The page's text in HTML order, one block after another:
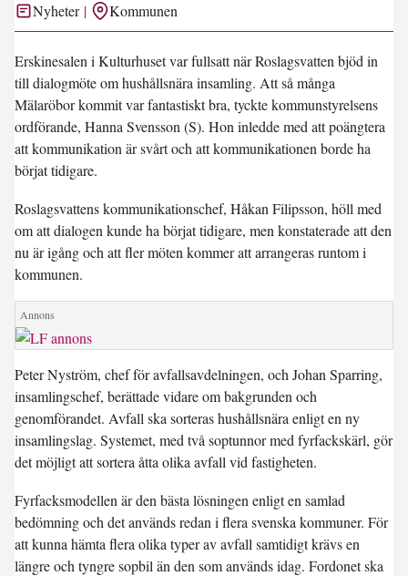
Nyheter Kommunen
Erskinesalen i Kulturhuset var fullsatt när Roslagsvatten bjöd in
till dialogmöte om hushållsnära insamling. Att så många
Mälaröbor kommit var fantastiskt bra, tyckte kommunstyrelsens
ordförande, Hanna Svensson (S). Hon inledde med att poängtera
att kommunikation är svårt och att kommunikationen borde ha
börjat tidigare.
Roslagsvattens kommunikationschef, Håkan Filipsson, höll med
om att dialogen kunde ha börjat tidigare, men konstaterade att den
nu är igång och att fler möten kommer att arrangeras runtom i
kommunen.
Peter Nyström, chef för avfallsavdelningen, och Johan Sparring,
insamlingschef, berättade vidare om bakgrunden och
genomförandet. Avfall ska sorteras hushållsnära enligt en ny
insamlingslag. Systemet, med två soptunnor med fyrfackskärl, gör
det möjligt att sortera åtta olika avfall vid fastigheten.
Fyrfacksmodellen är den bästa lösningen enligt en samlad
bedömning och det används redan i flera svenska kommuner. För
att kunna hämta flera olika typer av avfall samtidigt krävs en
längre och tyngre sopbil än den som används idag. Fordonet ska